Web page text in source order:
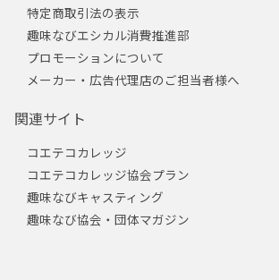
特定商取引法の表示
趣味なびエシカル消費推進部
プロモーションについて
メーカー・広告代理店のご担当者様へ
関連サイト
コエテコカレッジ
コエテコカレッジ協会プラン
趣味なびキャスティング
趣味なび協会・団体マガジン